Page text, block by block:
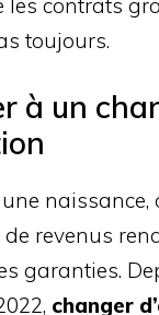
les contrats
toujours.
à un
naissance,
revenus
garanties.
changer